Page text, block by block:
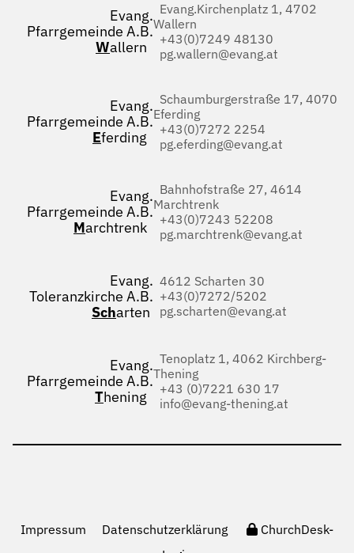
Evang.
Pfarrgemeinde A.B.
Wallern
Evang.Kirchenplatz 1, 4702
Wallern
+43(0)7249 48130
pg.wallern@evang.at
Evang.
Pfarrgemeinde A.B.
Eferding
Schaumburgerstraße 17, 4070
Eferding
+43(0)7272 2254
pg.eferding@evang.at
Evang.
Pfarrgemeinde A.B.
Marchtrenk
Bahnhofstraße 27, 4614
Marchtrenk
+43(0)7243 52208
pg.marchtrenk@evang.at
Evang.
Toleranzkirche A.B.
Scharten
4612 Scharten 30
+43(0)7272/5202
pg.scharten@evang.at
Evang.
Pfarrgemeinde A.B.
Thening
Tenoplatz 1, 4062 Kirchberg-
Thening
+43 (0)7221 630 17
info@evang-thening.at
Impressum Datenschutzerklärung
ChurchDesk-